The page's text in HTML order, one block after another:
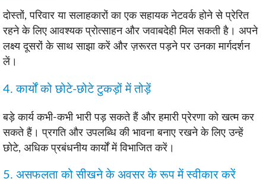
दोस्तों, परिवार या सलाहकारों का एक सहायक नेटवर्क होने से प्रेरित
रहने के लिए आवश्यक प्रोत्साहन और जवाबदेही मिल सकती है। अपने
लक्ष्य दूसरों के साथ साझा करें और ज़रूरत पड़ने पर उनका मार्गदर्शन
लें।
4. कार्यों को छोटे-छोटे टुकड़ों में तोड़ें
बड़े कार्य कभी-कभी भारी पड़ सकते हैं और हमारी प्रेरणा को खत्म कर
सकते हैं। प्रगति और उपलब्धि की भावना बनाए रखने के लिए उन्हें
छोटे, अधिक प्रबंधनीय कार्यों में विभाजित करें।
5. असफलता को सीखने के अवसर के रूप में स्वीकार करें